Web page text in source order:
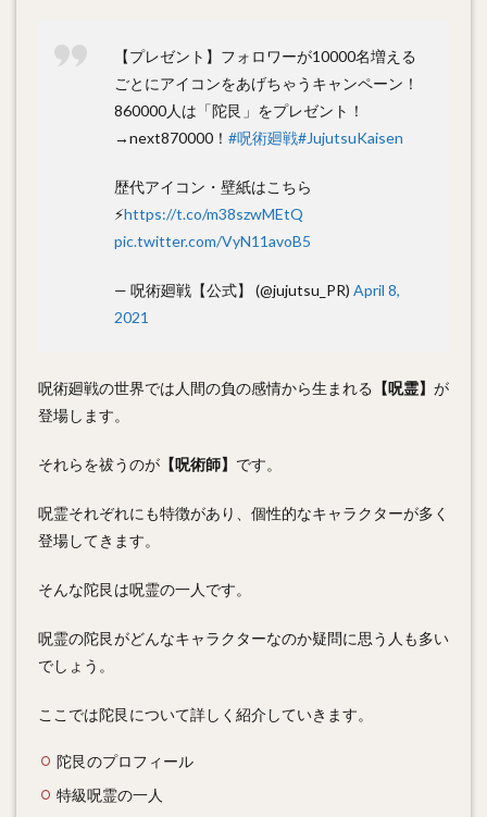
【プレゼント】フォロワーが10000名増える
ごとにアイコンをあげちゃうキャンペーン！
860000人は「陀艮」をプレゼント！
→next870000！ #呪術廻戦#JujutsuKaisen
歴代アイコン・壁紙はこちら
⚡️https://t.co/m38szwMEtQ
pic.twitter.com/VyN11avoB5
— 呪術廻戦【公式】 (@jujutsu_PR) April 8,
2021
呪術廻戦の世界では人間の負の感情から生まれる 【呪霊】 が
登場します。
それらを祓うのが 【呪術師】 です。
呪霊それぞれにも特徴があり、個性的なキャラクターが多く
登場してきます。
そんな陀艮は呪霊の一人です。
呪霊の陀艮がどんなキャラクターなのか疑問に思う人も多い
でしょう。
ここでは陀艮について詳しく紹介していきます。
陀艮のプロフィール
特級呪霊の一人